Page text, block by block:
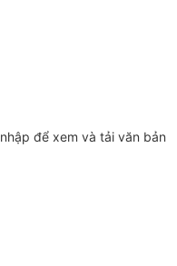
để xem và tải văn bản